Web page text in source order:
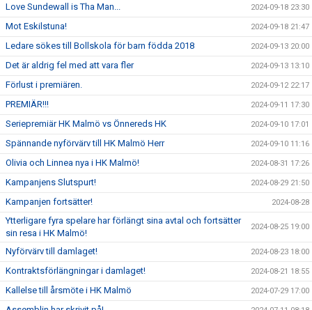
Love Sundewall is Tha Man... 2024-09-18 23:30
Mot Eskilstuna! 2024-09-18 21:47
Ledare sökes till Bollskola för barn födda 2018 2024-09-13 20:00
Det är aldrig fel med att vara fler 2024-09-13 13:10
Förlust i premiären. 2024-09-12 22:17
PREMIÄR!!! 2024-09-11 17:30
Seriepremiär HK Malmö vs Önnereds HK 2024-09-10 17:01
Spännande nyförvärv till HK Malmö Herr 2024-09-10 11:16
Olivia och Linnea nya i HK Malmö! 2024-08-31 17:26
Kampanjens Slutspurt! 2024-08-29 21:50
Kampanjen fortsätter! 2024-08-28
Ytterligare fyra spelare har förlängt sina avtal och fortsätter
sin resa i HK Malmö!
2024-08-25 19:00
Nyförvärv till damlaget! 2024-08-23 18:00
Kontraktsförlängningar i damlaget! 2024-08-21 18:55
Kallelse till årsmöte i HK Malmö 2024-07-29 17:00